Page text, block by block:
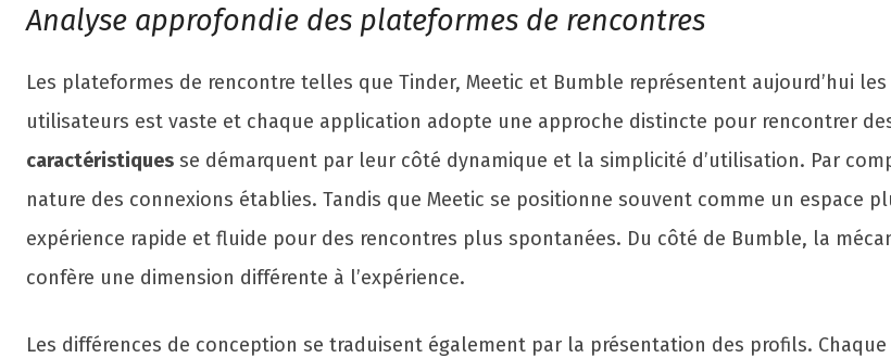
Analyse approfondie des plateformes de rencontres
Les plateformes de rencontre telles que Tinder, Meetic et Bumble représentent aujourd’hui
utilisateurs est vaste et chaque application adopte une approche distincte pour rencontrer
caractéristiques se démarquent par leur côté dynamique et la simplicité d’utilisation. Par
nature des connexions établies. Tandis que Meetic se positionne souvent comme un espace
expérience rapide et fluide pour des rencontres plus spontanées. Du côté de Bumble, la
confère une dimension différente à l’expérience.
Les différences de conception se traduisent également par la présentation des profils.